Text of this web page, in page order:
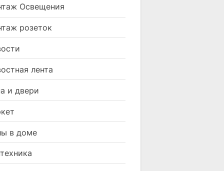
Освещения
розеток
лента
и двери
в доме